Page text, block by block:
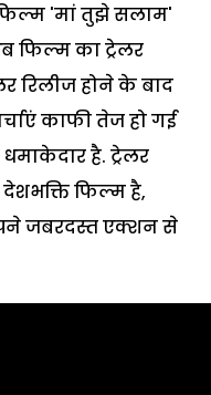
'मां तुझे सलाम'
फिल्म का ट्रेलर
रिलीज होने के बाद
काफी तेज हो गई
है. ट्रेलर
फिल्म है,
जबरदस्त एक्शन से